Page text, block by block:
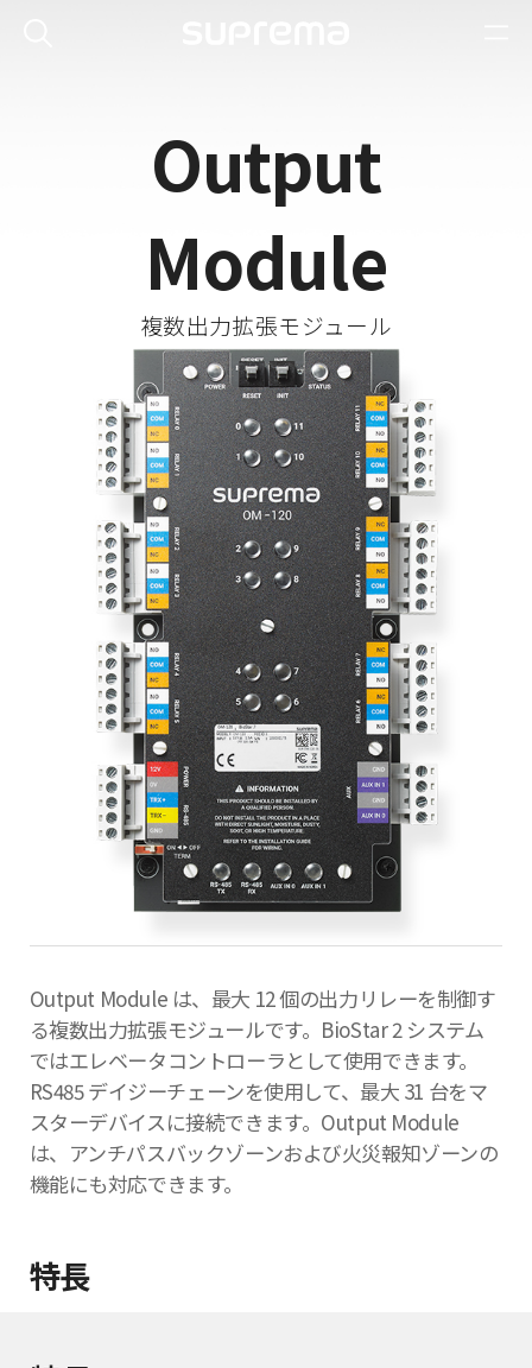
Output
Module
複数出力拡張モジュール
Output Module は、最大 12 個の出力リレーを制御す
る複数出力拡張モジュールです。BioStar 2 システム
ではエレベータコントローラとして使用できます。
RS485 デイジーチェーンを使用して、最大 31 台をマ
スターデバイスに接続できます。Output Module
は、アンチパスバックゾーンおよび火災報知ゾーンの
機能にも対応できます。
特長